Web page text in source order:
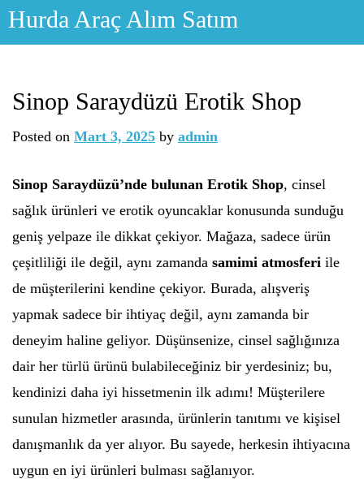
Skip
Hurda Araç Alım Satım
Sinop Saraydüzü Erotik Shop
Posted on Mart 3, 2025 by admin
Sinop Saraydüzü’nde bulunan Erotik Shop, cinsel
sağlık ürünleri ve erotik oyuncaklar konusunda sunduğu
geniş yelpaze ile dikkat çekiyor. Mağaza, sadece ürün
çeşitliliği ile değil, aynı zamanda samimi atmosferi ile
de müşterilerini kendine çekiyor. Burada, alışveriş
yapmak sadece bir ihtiyaç değil, aynı zamanda bir
deneyim haline geliyor. Düşünsenize, cinsel sağlığınıza
dair her türlü ürünü bulabileceğiniz bir yerdesiniz; bu,
kendinizi daha iyi hissetmenin ilk adımı! Müşterilere
sunulan hizmetler arasında, ürünlerin tanıtımı ve kişisel
danışmanlık da yer alıyor. Bu sayede, herkesin ihtiyacına
uygun en iyi ürünleri bulması sağlanıyor.